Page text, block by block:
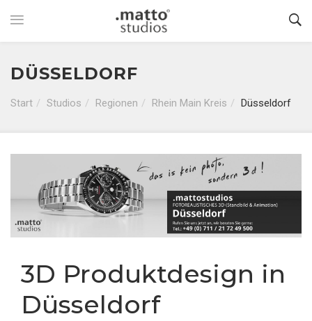
DÜSSELDORF
Start Studios Regionen Rhein Main Kreis Düsseldorf
3D Produktdesign in
Düsseldorf